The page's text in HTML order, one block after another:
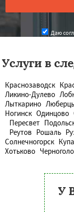
Даю
Услуги в
Краснозаводск
Ликино-Дулево
Лыткарино
Ногинск Одинцово
Пересвет
Реутов Рошаль
Солнечногорск
Хотьково
У